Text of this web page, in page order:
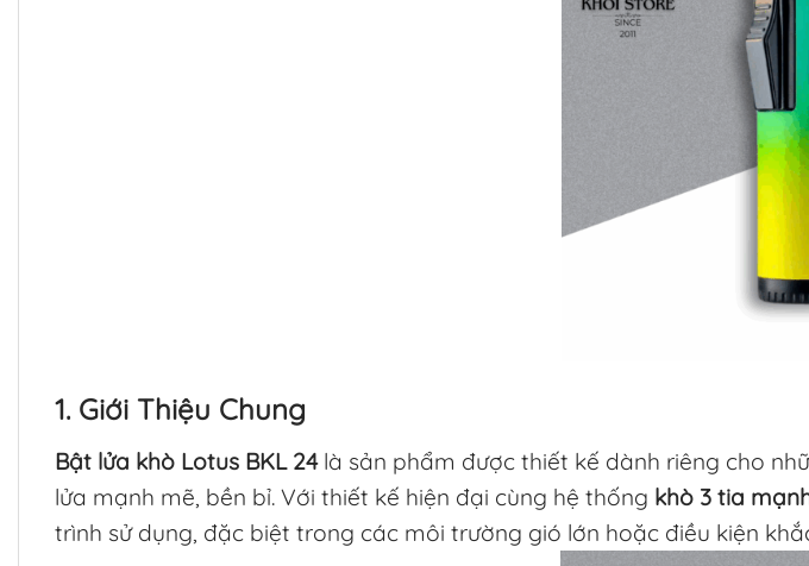
1. Giới Thiệu Chung
Bật lửa khò Lotus BKL 24là sản phẩm được thiết kế dành riêng cho
lửa mạnh mẽ, bền bỉ. Với thiết kế hiện đại cùng hệ thống khò 3 tia
trình sử dụng, đặc biệt trong các môi trường gió lớn hoặc điều kiện